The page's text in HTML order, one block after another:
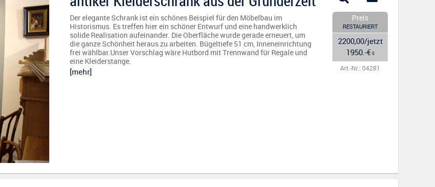
Der elegante Schrank ist ein schönes Beispiel für den Möbelbau im
Historismus. Es treffen hier ein schöner Entwurf und eine handwerklich
solide Realisation aufeinander. Die Oberfläche wurde gerade erneuert, um
die ganze Schönheit heraus zu arbeiten. Bügeltiefe 51 cm, Inneneinrichtung
frei wählbar.Unser Vorschlag wäre Hutbord mit Trennwand für Regale und
eine Kleiderstange.
[mehr]
Preis
RESTAURIERT
2200,00/jetzt
1950.-€ €
Art.-Nr.: 04281